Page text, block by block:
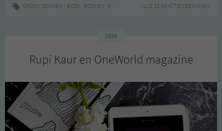
GROEN DENKEN BOEK, BOEKEN, BOEKENCLUB ,LEZEN ,LIFESTYLE,LITERATUUR
ALLE 13 REACTIES BEKIJKEN
2016
Rupi Kaur en OneWorld magazine